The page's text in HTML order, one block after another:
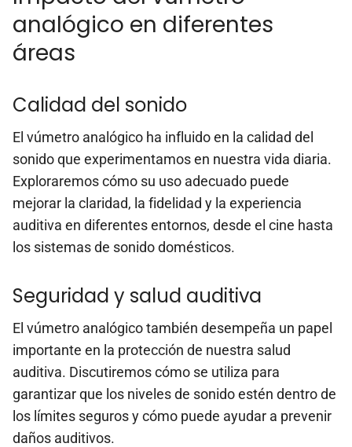
analógico en diferentes
áreas
Calidad del sonido
El vúmetro analógico ha influido en la calidad del
sonido que experimentamos en nuestra vida diaria.
Exploraremos cómo su uso adecuado puede
mejorar la claridad, la fidelidad y la experiencia
auditiva en diferentes entornos, desde el cine hasta
los sistemas de sonido domésticos.
Seguridad y salud auditiva
El vúmetro analógico también desempeña un papel
importante en la protección de nuestra salud
auditiva. Discutiremos cómo se utiliza para
garantizar que los niveles de sonido estén dentro de
los límites seguros y cómo puede ayudar a prevenir
daños auditivos.